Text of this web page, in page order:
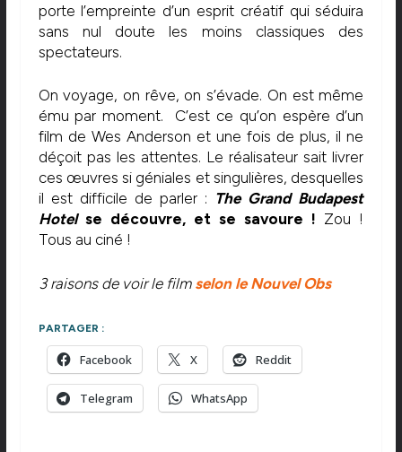
porte l’empreinte d’un esprit créatif qui séduira
sans nul doute les moins classiques des
spectateurs.
On voyage, on rêve, on s’évade. On est même
ému par moment. C’est ce qu’on espère d’un
film de Wes Anderson et une fois de plus, il ne
déçoit pas les attentes. Le réalisateur sait livrer
ces œuvres si géniales et singulières, desquelles
il est difficile de parler : The Grand Budapest
Hotelse découvre, et se savoure ! Zou !
Tous au ciné !
3 raisons de voir le film selon le Nouvel Obs
PARTAGER :
Facebook X Reddit
Telegram WhatsApp